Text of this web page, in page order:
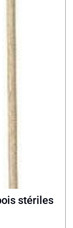
stériles